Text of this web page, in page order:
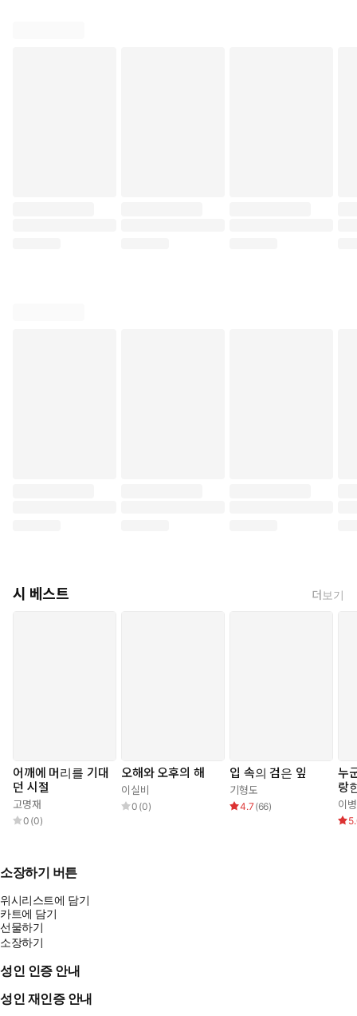
시 베스트 더보기
어깨에 머리를 기대
던 시절
고명재
0 (0)
오해와 오후의 해
이실비
0 (0)
입 속의 검은 잎
기형도
4.7 (66)
누
랑
이
소장하기 버튼
위시리스트에 담기
카트에 담기
선물하기
소장하기
성인 인증 안내
성인 재인증 안내